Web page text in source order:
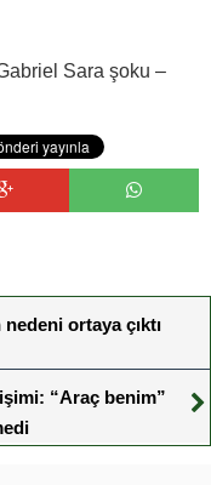
Sara şoku –
nedeni ortaya çıktı
“Araç benim”